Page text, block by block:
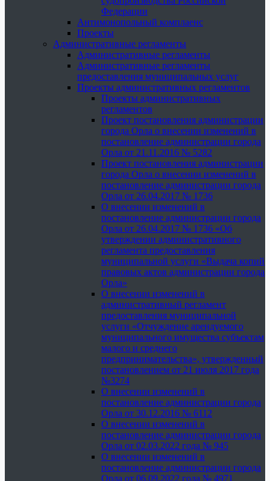
Федерации
Антимонопольный комплаенс
Проекты
Административные регламенты
Административные регламенты
Административные регламенты
предоставления муниципальных услуг
Проекты административных регламентов
Проекты административных
регламентов
Проект постановления администрации
города Орла о внесении изменений в
постановление администрации города
Орла от 21.11.2016 № 5282
Проект постановления администрации
города Орла о внесении изменений в
постановление администрации города
Орла от 26.04.2017 № 1736
О внесении изменений в
постановление администрации города
Орла от 26.04.2017 № 1736 «Об
утверждении административного
регламента предоставления
муниципальной услуги «Выдача копий
правовых актов администрации города
Орла»
О внесении изменений в
административный регламент
предоставления муниципальной
услуги «Отчуждение арендуемого
муниципального имущества субъектам
малого и среднего
предпринимательства», утвержденный
постановлением от 21 июля 2017 года
№3274
О внесении изменений в
постановление администрации города
Орла от 30.12.2016 № 6112
О внесении изменений в
постановление администрации города
Орла от 02.03.2022 года № 945
О внесении изменений в
постановление администрации города
Орла от 06.09.2022 года № 4971